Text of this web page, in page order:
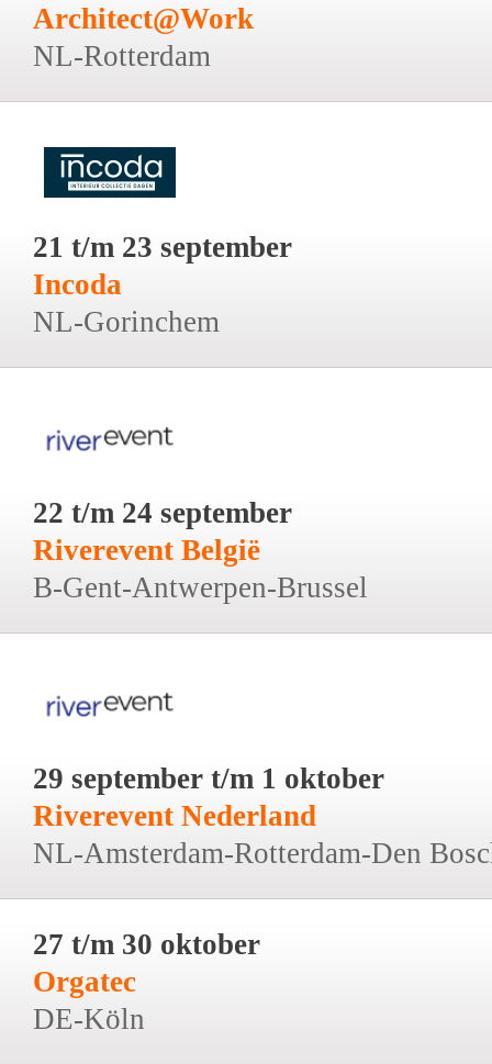
Architect@Work
NL-Rotterdam
21 t/m 23 september
Incoda
NL-Gorinchem
22 t/m 24 september
Riverevent België
B-Gent-Antwerpen-Brussel
29 september t/m 1 oktober
Riverevent Nederland
NL-Amsterdam-Rotterdam-Den
27 t/m 30 oktober
Orgatec
DE-Köln